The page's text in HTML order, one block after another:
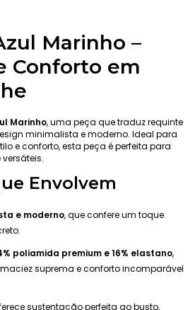
Marinho –
Conforto em
Marinho, uma peça que traduz requinte
minimalista e moderno. Ideal para
e conforto, esta peça é perfeita para
Envolvem
e moderno, que confere um toque
poliamida premium e 16% elastano,
suprema e conforto incomparável
sustentação perfeita ao busto,